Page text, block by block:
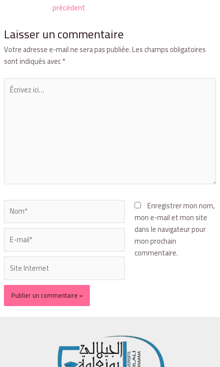
précédent
Laisser un commentaire
Votre adresse e-mail ne sera pas publiée.Les champs obligatoires
sont indiqués avec*
Enregistrer mon nom,
mon e-mail et mon site
dans le navigateur pour
mon prochain
commentaire.